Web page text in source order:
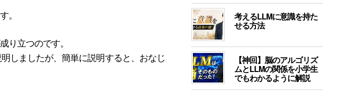
。
り立つのです。
明しましたが、簡単に説明すると、おなじ
考えるLLMに意識を持た
せる方法
【神回】脳のアルゴリズ
ムとLLMの関係を小学生
でもわかるように解説